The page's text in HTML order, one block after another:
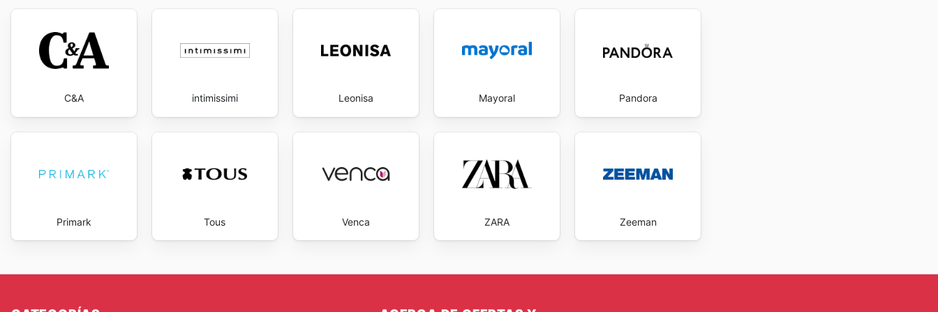
C&A intimissimi Leonisa Mayoral Pandora
Primark Tous Venca ZARA Zeeman